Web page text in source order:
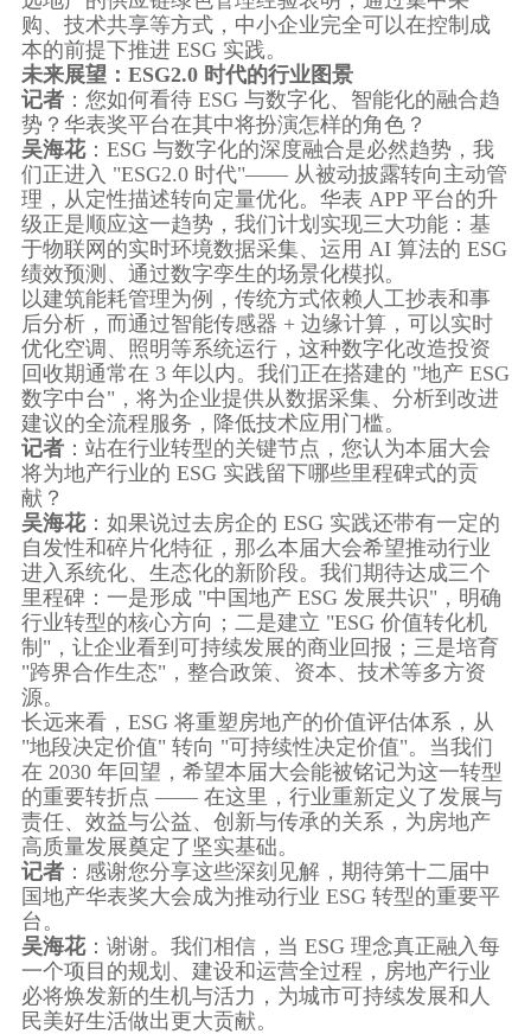
购、技术共享等方式，中小企业完全可以在控制成
本的前提下推进 ESG 实践。
未来展望：ESG2.0 时代的行业图景
记者：您如何看待 ESG 与数字化、智能化的融合趋
势？华表奖平台在其中将扮演怎样的角色？
吴海花：ESG 与数字化的深度融合是必然趋势，我
们正进入 "ESG2.0 时代"—— 从被动披露转向主动管
理，从定性描述转向定量优化。华表 APP 平台的升
级正是顺应这一趋势，我们计划实现三大功能：基
于物联网的实时环境数据采集、运用 AI 算法的 ESG
绩效预测、通过数字孪生的场景化模拟。
以建筑能耗管理为例，传统方式依赖人工抄表和事
后分析，而通过智能传感器 + 边缘计算，可以实时
优化空调、照明等系统运行，这种数字化改造投资
回收期通常在 3 年以内。我们正在搭建的 "地产 ESG
数字中台"，将为企业提供从数据采集、分析到改进
建议的全流程服务，降低技术应用门槛。
记者：站在行业转型的关键节点，您认为本届大会
将为地产行业的 ESG 实践留下哪些里程碑式的贡
献？
吴海花：如果说过去房企的 ESG 实践还带有一定的
自发性和碎片化特征，那么本届大会希望推动行业
进入系统化、生态化的新阶段。我们期待达成三个
里程碑：一是形成 "中国地产 ESG 发展共识"，明确
行业转型的核心方向；二是建立 "ESG 价值转化机
制"，让企业看到可持续发展的商业回报；三是培育
"跨界合作生态"，整合政策、资本、技术等多方资
源。
长远来看，ESG 将重塑房地产的价值评估体系，从
"地段决定价值" 转向 "可持续性决定价值"。当我们
在 2030 年回望，希望本届大会能被铭记为这一转型
的重要转折点 —— 在这里，行业重新定义了发展与
责任、效益与公益、创新与传承的关系，为房地产
高质量发展奠定了坚实基础。
记者：感谢您分享这些深刻见解，期待第十二届中
国地产华表奖大会成为推动行业 ESG 转型的重要平
台。
吴海花：谢谢。我们相信，当 ESG 理念真正融入每
一个项目的规划、建设和运营全过程，房地产行业
必将焕发新的生机与活力，为城市可持续发展和人
民美好生活做出更大贡献。